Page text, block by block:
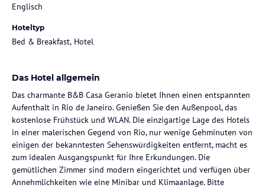
Englisch
Hoteltyp
Bed & Breakfast, Hotel
Das Hotel allgemein
Das charmante B&B Casa Geranio bietet Ihnen einen entspannten
Aufenthalt in Rio de Janeiro. Genießen Sie den Außenpool, das
kostenlose Frühstück und WLAN. Die einzigartige Lage des Hotels
in einer malerischen Gegend von Rio, nur wenige Gehminuten von
einigen der bekanntesten Sehenswürdigkeiten entfernt, macht es
zum idealen Ausgangspunkt für Ihre Erkundungen. Die
gemütlichen Zimmer sind modern eingerichtet und verfügen über
Annehmlichkeiten wie eine Minibar und Klimaanlage. Bitte